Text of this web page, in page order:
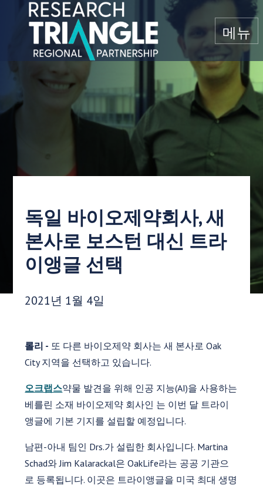
콘텐츠로 건너뛰기
메뉴
독일 바이오제약회사, 새
본사로 보스턴 대신 트라
이앵글 선택
게시 날짜:
2021년 1월 4일
롤리 - 또 다른 바이오제약 회사는 새 본사로 Oak
City 지역을 선택하고 있습니다.
오크랩스약물 발견을 위해 인공 지능(AI)을 사용하는
베를린 소재 바이오제약 회사인 는 이번 달 트라이
앵글에 기본 기지를 설립할 예정입니다.
남편-아내 팀인 Drs.가 설립한 회사입니다. Martina
Schad와 Jim Kalarackal은 OakLife라는 공공 기관으
로 등록됩니다. 이곳은 트라이앵글을 미국 최대 생명